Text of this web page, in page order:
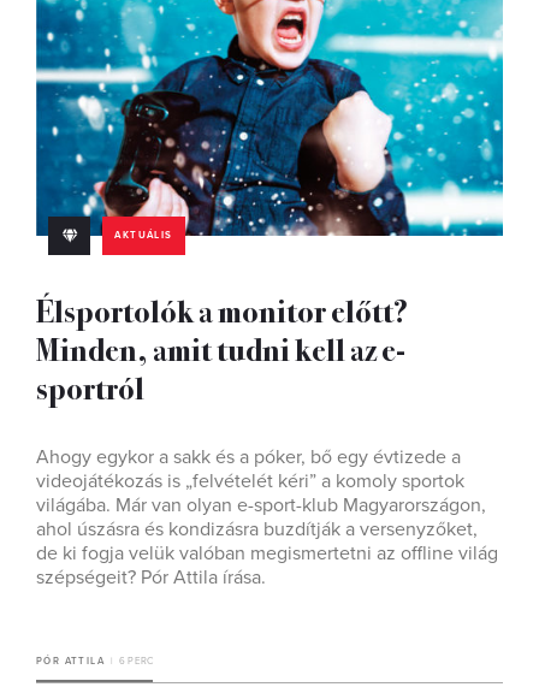
AKTUÁLIS
Élsportolók a monitor előtt?
Minden, amit tudni kell az e-
sportról
Ahogy egykor a sakk és a póker, bő egy évtizede a
videojátékozás is „felvételét kéri” a komoly sportok
világába. Már van olyan e-sport-klub Magyarországon,
ahol úszásra és kondizásra buzdítják a versenyzőket,
de ki fogja velük valóban megismertetni az offline világ
szépségeit? Pór Attila írása.
PÓR ATTILA 6 PERC